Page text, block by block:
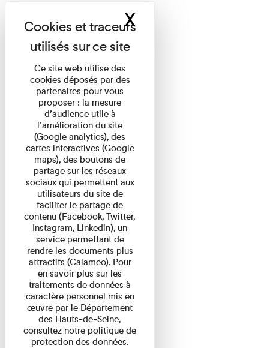
Ce site web utilise des
cookies déposés par des
partenaires pour vous
proposer : la mesure
d’audience utile à
l’amélioration du site
(Google analytics), des
cartes interactives (Google
maps), des boutons de
partage sur les réseaux
sociaux qui permettent aux
utilisateurs du site de
faciliter le partage de
contenu (Facebook, Twitter,
Instagram, Linkedin), un
service permettant de
rendre les documents plus
attractifs (Calameo). Pour
en savoir plus sur les
traitements de données à
caractère personnel mis en
œuvre par le Département
des Hauts-de-Seine,
consultez notre politique de
protection des données.
XMasquer le